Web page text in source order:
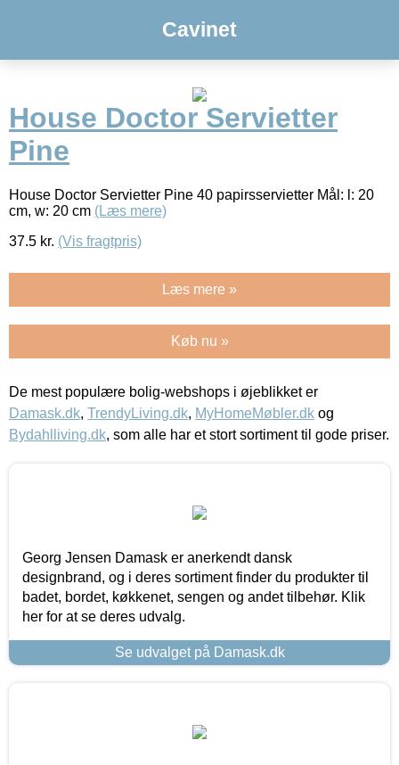
Cavinet
House Doctor Servietter
Pine
House Doctor Servietter Pine 40 papirsservietter Mål: l: 20
cm, w: 20 cm (Læs mere)
37.5 kr. (Vis fragtpris)
Læs mere »
Køb nu »
De mest populære bolig-webshops i øjeblikket er
Damask.dk, TrendyLiving.dk, MyHomeMøbler.dk og
Bydahlliving.dk, som alle har et stort sortiment til gode priser.
Georg Jensen Damask er anerkendt dansk
designbrand, og i deres sortiment finder du produkter til
badet, bordet, køkkenet, sengen og andet tilbehør. Klik
her for at se deres udvalg.
Se udvalget på Damask.dk